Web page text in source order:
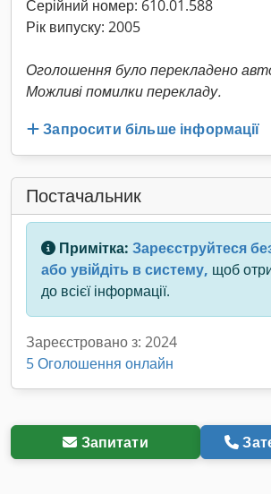
Серійний номер: 610.01.588
Рік випуску: 2005
Оголошення було перекладено
Можливі помилки перекладу.
Запросити більше інформації
Постачальник
Примітка: Зареєструйтеся
або увійдіть в систему, щоб
до всієї інформації.
Зареєстровано з: 2024
5 Оголошення онлайн
Запитати